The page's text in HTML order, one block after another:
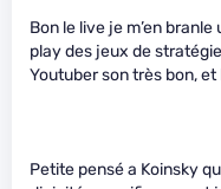
Bon le live je m’en
play des jeux de
Youtuber son très bon,
Petite pensé a Koinsky